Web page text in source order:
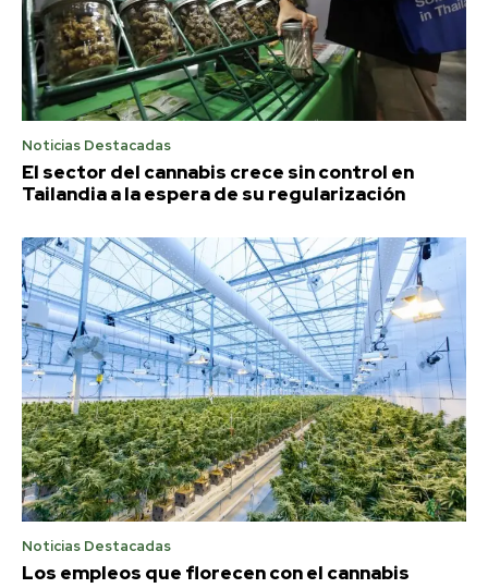
Noticias Destacadas
El sector del cannabis crece sin control en
Tailandia a la espera de su regularización
Noticias Destacadas
Los empleos que florecen con el cannabis